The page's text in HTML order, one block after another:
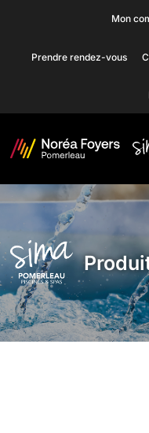
content
Mon
Prendre rendez-vous